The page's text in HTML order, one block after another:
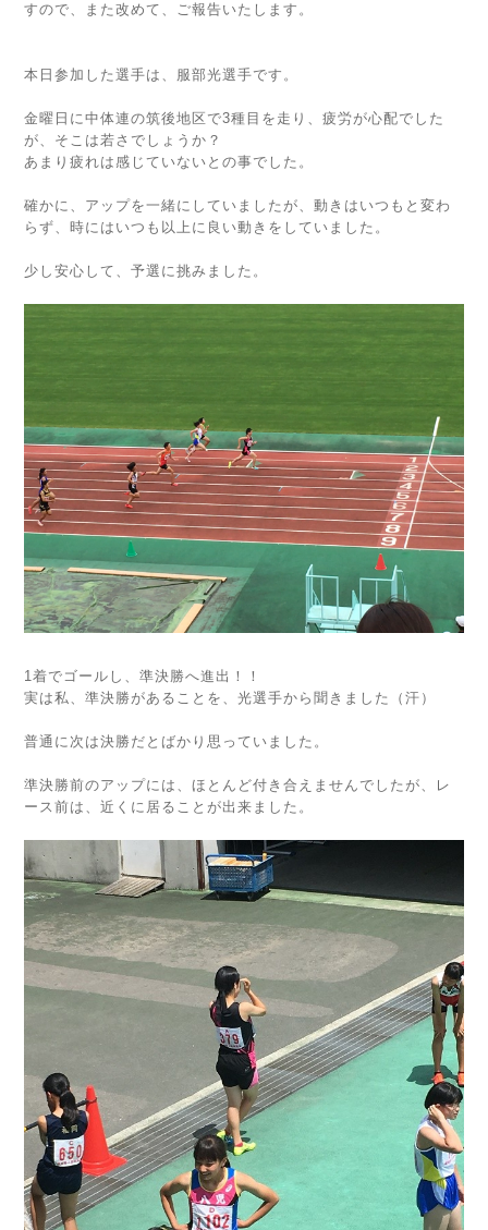
すので、また改めて、ご報告いたします。
本日参加した選手は、服部光選手です。
金曜日に中体連の筑後地区で3種目を走り、疲労が心配でした
が、そこは若さでしょうか？
あまり疲れは感じていないとの事でした。
確かに、アップを一緒にしていましたが、動きはいつもと変わ
らず、時にはいつも以上に良い動きをしていました。
少し安心して、予選に挑みました。
1着でゴールし、準決勝へ進出！！
実は私、準決勝があることを、光選手から聞きました（汗）
普通に次は決勝だとばかり思っていました。
準決勝前のアップには、ほとんど付き合えませんでしたが、レ
ース前は、近くに居ることが出来ました。